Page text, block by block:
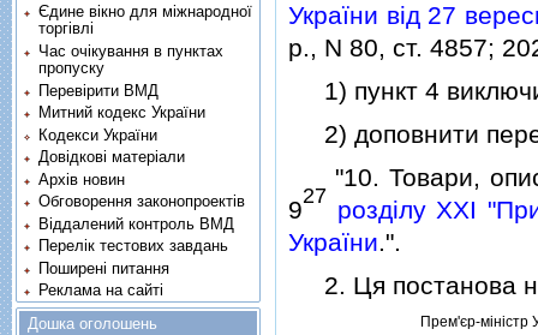
України вiд 27
р., N 80, ст. 4857;
1) пункт 4
2) доповнити
"10. Товари, опис
927 роздiлу XXI
України.".
2. Ця постанова
Прем'єр-мiнiстр
Єдине вікно для міжнародної
торгівлі
Час очікування в пунктах
пропуску
Перевірити ВМД
Митний кодекс України
Кодекси України
Довідкові матеріали
Архів новин
Обговорення законопроектів
Віддалений контроль ВМД
Перелік тестових завдань
Поширені питання
Реклама на сайті
Дошка оголошень